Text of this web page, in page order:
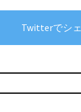
Twitterでシ